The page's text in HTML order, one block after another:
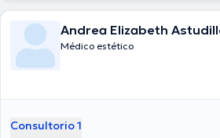
Andrea Elizabeth
Médico estético
Consultorio 1